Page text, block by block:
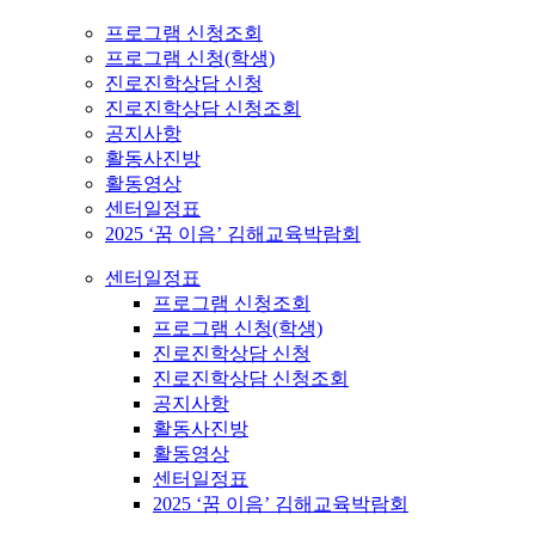
프로그램 신청조회
프로그램 신청(학생)
진로진학상담 신청
진로진학상담 신청조회
공지사항
활동사진방
활동영상
센터일정표
2025 ‘꿈 이음’ 김해교육박람회
센터일정표
프로그램 신청조회
프로그램 신청(학생)
진로진학상담 신청
진로진학상담 신청조회
공지사항
활동사진방
활동영상
센터일정표
2025 ‘꿈 이음’ 김해교육박람회